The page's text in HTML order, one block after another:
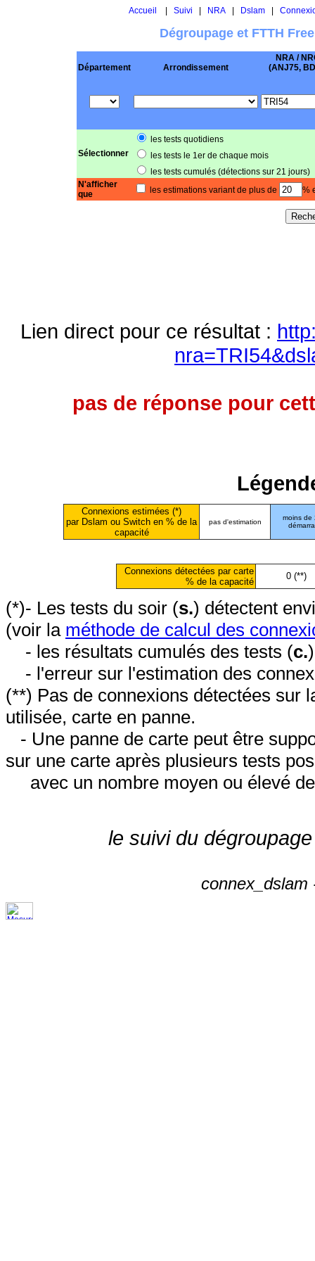
Accueil Suivi NRA| Dslam|
Dégroupage et FTTH
Département Arrondissement
NRA /
(ANJ75,
Sélectionner
les tests quotidiens
les tests le 1er de chaque mois
les tests cumulés (détections sur 21 jours)
N'afficher
que
les estimations variant de plus de %
Lien direct pour ce résultat :
pas de réponse pour
Connexions estimées (*)
par Dslam ou Switch en % de la
capacité
pas d'estimation
moins de
Connexions détectées par carte
% de la capacité
0 (**)
(*)- Les tests du soir (s.) détectent
(voir la méthode de calcul des
- les résultats cumulés des tests (c.
- l'erreur sur l'estimation des
(**) Pas de connexions détectées sur
utilisée, carte en panne.
- Une panne de carte peut être
sur une carte après plusieurs tests
avec un nombre moyen ou élevé
le suivi du
connex_dslam